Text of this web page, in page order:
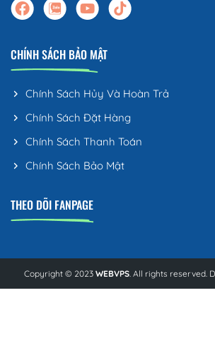
CHÍNH SÁCH BẢO MẬT
Chính Sách Hủy Và Hoàn Trả
Chính Sách Đặt Hàng
Chính Sách Thanh Toán
Chính Sách Bảo Mật
THEO DÕI FANPAGE
Copyright © 2023 WEBVPS. All rights reserved.